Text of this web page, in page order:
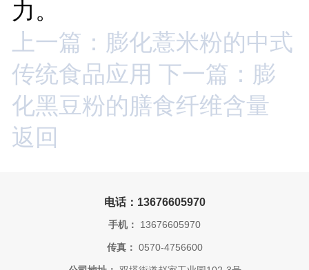
力。
上一篇：膨化薏米粉的中式
传统食品应用 下一篇：膨
化黑豆粉的膳食纤维含量
返回
电话：13676605970
手机： 13676605970
传真： 0570-4756600